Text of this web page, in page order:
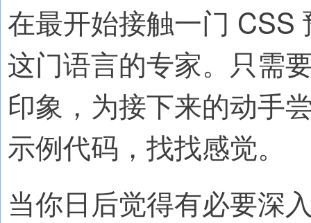
在最开始接触一门 CSS
这门语言的专家。只需
印象，为接下来的动手
示例代码，找找感觉。
当你日后觉得有必要深